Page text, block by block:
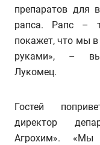
препаратов для
рапса. Рапс –
покажет, что мы
руками», –
Лукомец.
Гостей
директор
Агрохим».